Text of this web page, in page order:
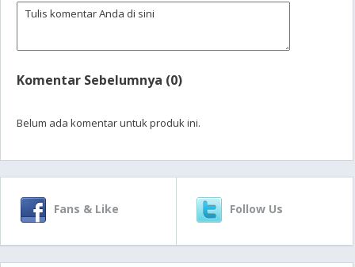
Komentar Sebelumnya (0)
Belum ada komentar untuk produk ini.
Fans & Like Follow Us